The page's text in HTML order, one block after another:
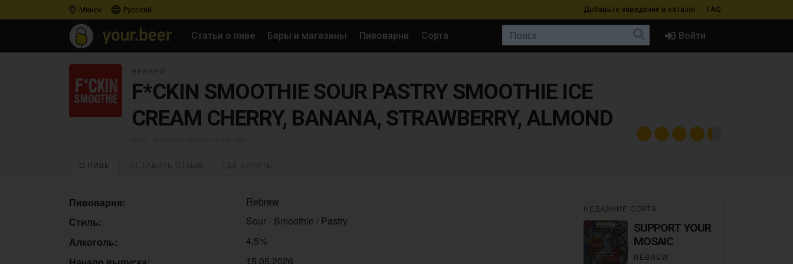
Минск Русский Добавьте заведение в каталог FAQ
Статьи о пиве Бары и магазины Пивоварни Сорта Войти
F*CKIN SMOOTHIE SOUR PASTRY SMOOTHIE ICE
CREAM CHERRY, BANANA, STRAWBERRY, ALMOND
О ПИВЕ
Пивоварня:
Rebrew
Стиль:
Sour - Smoothie / Pastry
Алкоголь:
4,5%
15.05.2026
НЕДАВНИЕ СОРТА
SUPPORT YOUR LOCAL
MOSAIC
REBREW